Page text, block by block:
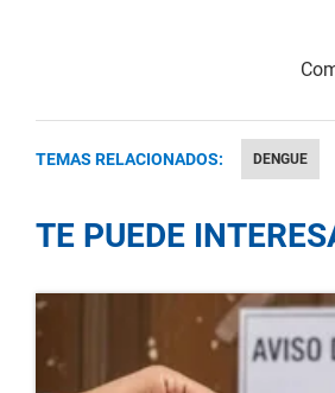
TEMAS RELACIONADOS: DENGUE
TE PUEDE